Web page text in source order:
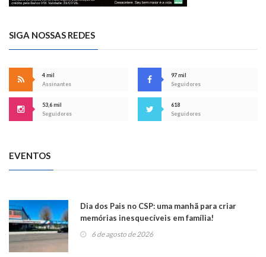
SIGA NOSSAS REDES
4 mil
Assinantes
97 mil
Seguidores
53,6 mil
Seguidores
618
Seguidores
EVENTOS
Dia dos Pais no CSP: uma manhã para criar
memórias inesquecíveis em família!
6 de agosto de 2026